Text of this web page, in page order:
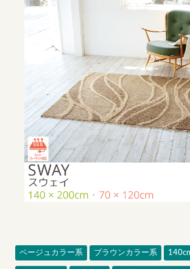
ベージュカラー系 ブラウンカラー系